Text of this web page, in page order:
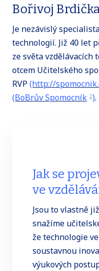
Bořivoj
Je nezávislý
technologií. Již 40 let
ze světa vzdělávacích
otcem Učitelského
RVP (http://
(BoBrův Spomocník ).
Jak se
ve
Jsou to vlastně
snažíme
že technologie
soustavnou
výukových